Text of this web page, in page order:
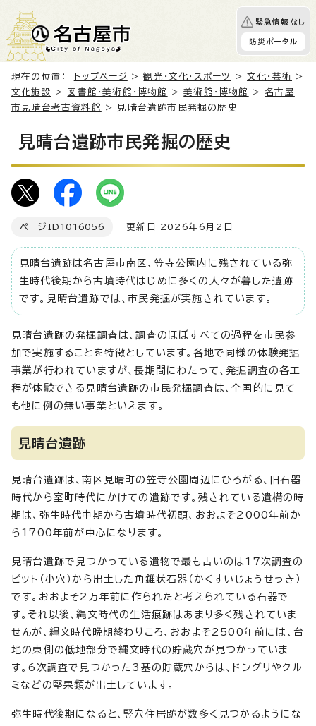
緊急情報なし
防災ポータル
現在の位置： トップページ >観光・文化・スポーツ >文化・芸術 >
文化施設
> 図書館・美術館・博物館 >美術館・博物館 > 名古屋
市見晴台考古資料館
> 見晴台遺跡市民発掘の歴史
見晴台遺跡市民発掘の歴史
ページID 1016056 更新日 2026年6月2日
見晴台遺跡は名古屋市南区、笠寺公園内に残されている弥
生時代後期から古墳時代はじめに多くの人々が暮した遺跡
です。見晴台遺跡では、市民発掘が実施されています。
見晴台遺跡の発掘調査は、調査のほぼすべての過程を市民参
加で実施することを特徴としています。各地で同様の体験発掘
事業が行われていますが、長期間にわたって、発掘調査の各工
程が体験できる見晴台遺跡の市民発掘調査は、全国的に見て
も他に例の無い事業といえます。
見晴台遺跡
見晴台遺跡は、南区見晴町の笠寺公園周辺にひろがる、旧石器
時代から室町時代にかけての遺跡です。残されている遺構の時
期は、弥生時代中期から古墳時代初頭、おおよそ2000年前か
ら1700年前が中心になります。
見晴台遺跡で見つかっている遺物で最も古いのは17次調査の
ピット（小穴）から出土した角錐状石器（かくすいじょうせっき）
です。おおよそ2万年前に作られたと考えられている石器で
す。それ以後、縄文時代の生活痕跡はあまり多く残されていま
せんが、縄文時代晩期終わりころ、おおよそ2500年前には、台
地の東側の低地部分で縄文時代の貯蔵穴が見つかっていま
す。6次調査で見つかった3基の貯蔵穴からは、ドングリやクル
ミなどの堅果類が出土しています。
弥生時代後期になると、竪穴住居跡が数多く見つかるようにな